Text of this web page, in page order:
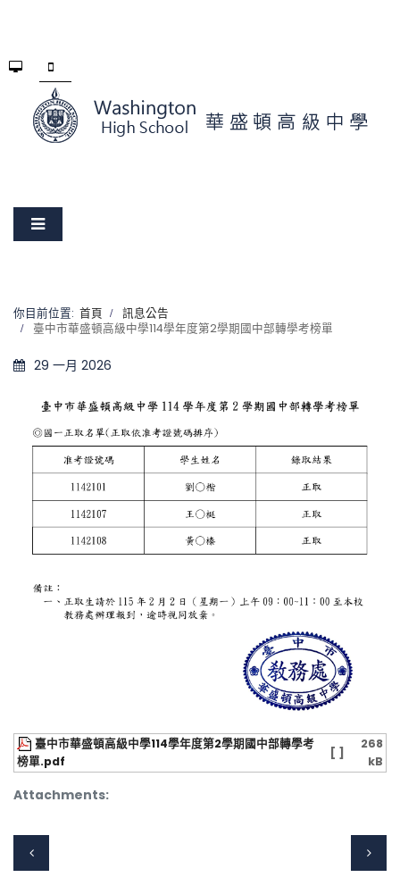
你目前位置: 首頁
訊息公告
臺中市華盛頓高級中學114學年度第2學期國中部轉學考榜單
29 一月 2026
Attachments:
臺中市華盛頓高級中學114學年度第2學期國中部轉學考
榜單.pdf
[ ]
268
kB